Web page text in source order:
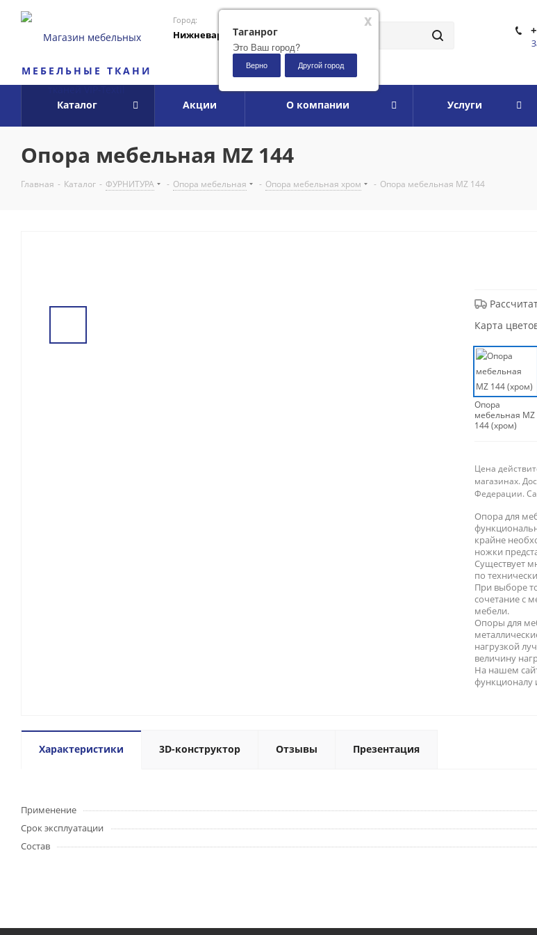
МЕБЕЛЬНЫЕ ТКАНИ
Город:
Нижневартовск
Каталог Акции О компании Услуги
x
Таганрог
Это Ваш город?
Верно Другой город
Опора мебельная MZ 144
Главная - Каталог - ФУРНИТУРА - Опора мебельная - Опора мебельная хром - Опора мебельная MZ 144
Карта
Опора
мебельная MZ
144 (хром)
Цена
магазинах.
Федерации.
Опора для
крайне
ножки
Существует
по
При выборе
сочетание с
мебели.
Опоры для
нагрузкой
величину
На нашем
функционалу
Характеристики 3D-конструктор Отзывы Презентация
Применение
Срок эксплуатации
Состав